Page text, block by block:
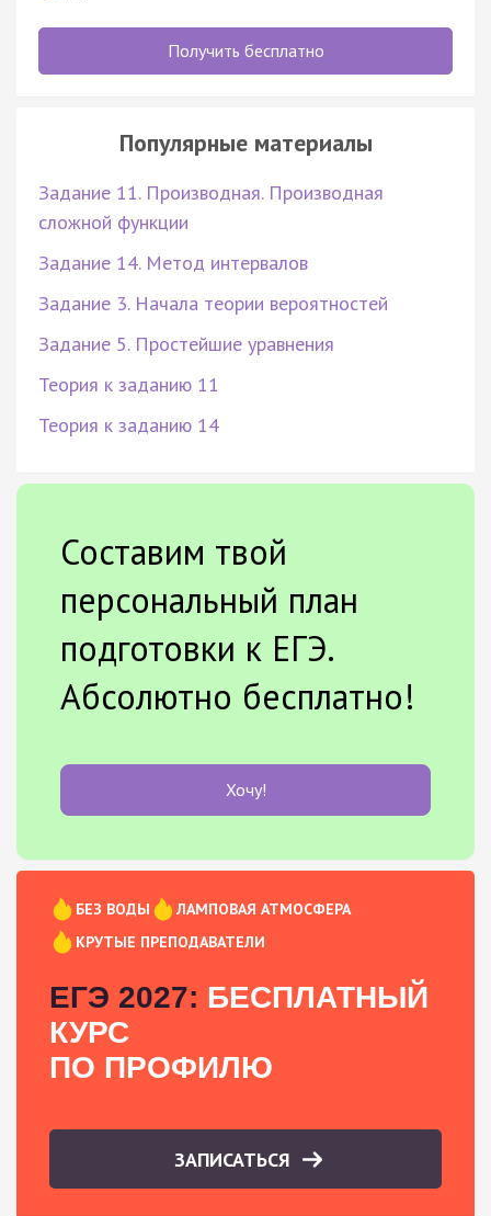
Получить бесплатно
Популярные материалы
Задание 11. Производная. Производная
сложной функции
Задание 14. Метод интервалов
Задание 3. Начала теории вероятностей
Задание 5. Простейшие уравнения
Теория к заданию 11
Теория к заданию 14
Составим твой
персональный план
подготовки к ЕГЭ.
Абсолютно бесплатно!
Хочу!
БЕЗ ВОДЫ
ЛАМПОВАЯ АТМОСФЕРА
КРУТЫЕ ПРЕПОДАВАТЕЛИ
ЕГЭ 2027: БЕСПЛАТНЫЙ
КУРС
ПО ПРОФИЛЮ
ЗАПИСАТЬСЯ